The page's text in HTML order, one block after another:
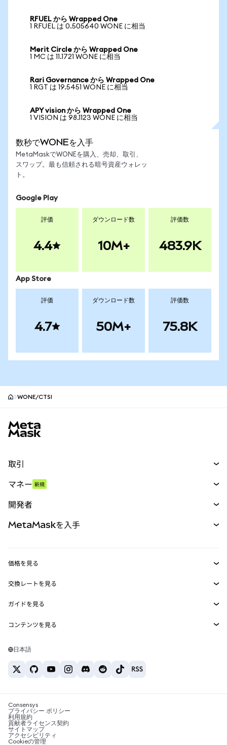
RFUEL から Wrapped One
1 RFUEL は 0.505640 WONE に相当
Merit Circle から Wrapped One
1 MC は 11.1721 WONE に相当
Rari Governance から Wrapped One
1 RGT は 19.5451 WONE に相当
APY vision から Wrapped One
1 VISION は 98.1123 WONE に相当
数秒でWONEを入手
MetaMaskでWONEを購入、売却、取引、
スワップ。最も信頼される暗号資産ウォレッ
ト。
Google Play
評価
4.4
ダウンロード数
10M+
評価数
483.9K
App Store
評価
4.7
ダウンロード数
50M+
評価数
75.8K
WONE/CTSI
取引
パーペチュアル
RWA
マネー 新規
開発者
MetaMask Connect
Snaps
Web3サービス
MetaMaskを入手
セキュリティ
サポート
キャリア
お問い合わせ
価格を見る
イーサリアムの価格
Solanaの価格
Tetherの価格
交換レートを見る
ETH→USD
USDT→INR
BTC→INR
ETH→USDT
ガイドを見る
ETHの購入
USDTの購入
SHIBの購入
BNBの購入
コンテンツを見る
Solanaウォレット
税制関連ニュース
暗号資産の購入方法は？
ビットコインを売るには？
日本語
Consensys
プライバシー ポリシー
利用規約
貢献者ライセンス契約
サイトマップ
アクセシビリティ
Cookieの管理